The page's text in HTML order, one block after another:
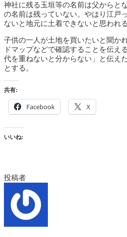
神社に残る玉垣等の名前は父からと
の名前は残っていない。やはり江
ないと地元に土着できないと思われる
子供の一人が土地を買いたいと聞か
ドマップなどで確認することを伝
代を重ねないと分からない」と伝え
とする。
共有:
Facebook X
いいね:
投稿者